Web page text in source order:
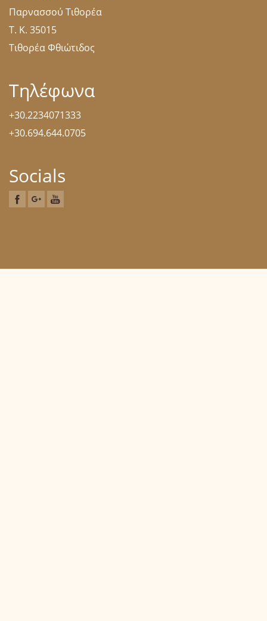
Παρνασσού Τιθορέα
Τ. Κ. 35015
Τιθορέα Φθιώτιδος
Τηλέφωνα
+30.2234071333
+30.694.644.0705
Socials